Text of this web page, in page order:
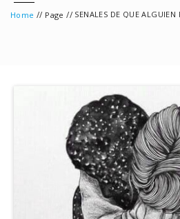
Home // Page //